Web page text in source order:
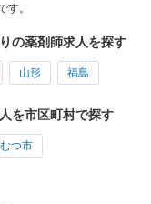
。
の薬剤師求人を探す
山形 福島
を市区町村で探す
むつ市